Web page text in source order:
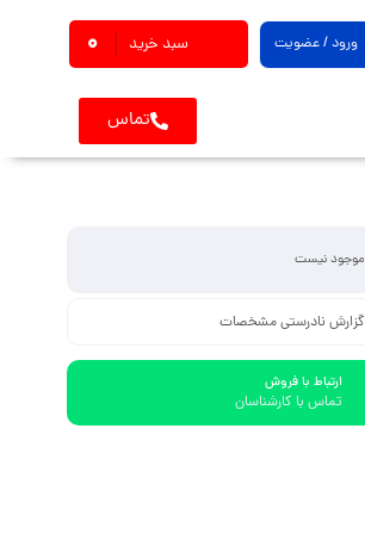
ورود / عضویت سبد خرید 0
تماس
موجود نیست
گزارش نادرستی مشخصات
ارتباط با فروش
تماس با کارشناسان